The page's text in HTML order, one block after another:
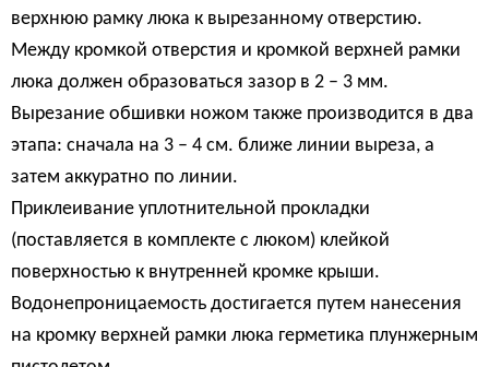
верхнюю рамку люка к вырезанному отверстию.
Между кромкой отверстия и кромкой верхней рамки
люка должен образоваться зазор в 2 – 3 мм.
Вырезание обшивки ножом также производится в два
этапа: сначала на 3 – 4 см. ближе линии выреза, а
затем аккуратно по линии.
Приклеивание уплотнительной прокладки
(поставляется в комплекте с люком) клейкой
поверхностью к внутренней кромке крыши.
Водонепроницаемость достигается путем нанесения
на кромку верхней рамки люка герметика плунжерным